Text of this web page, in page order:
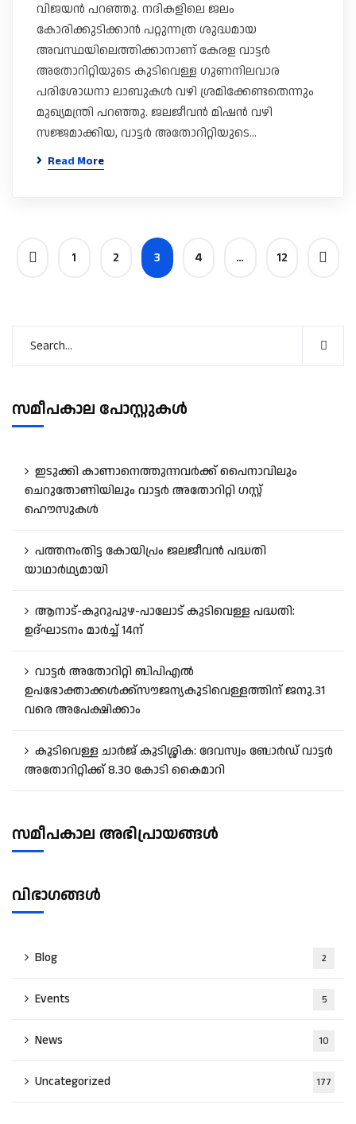
വിജയൻ പറഞ്ഞു. നദികളിലെ ജലം
കോരിക്കുടിക്കാൻ പറ്റുന്നത്ര ശുദ്ധമായ
അവസ്ഥയിലെത്തിക്കാനാണ് കേരള വാട്ടർ
അതോറിറ്റിയുടെ കുടിവെള്ള ​ഗുണനിലവാര
പരിശോധനാ ലാബുകൾ വഴി ശ്രമിക്കേണ്ടതെന്നും
മുഖ്യമന്ത്രി പറഞ്ഞു. ജലജീവൻ മിഷൻ വഴി
സജ്ജമാക്കിയ, വാട്ടർ അതോറിറ്റിയുടെ…
Read More
1 2 3 4 … 12
സമീപകാല പോസ്റ്റുകൾ
ഇടുക്കി കാണാനെത്തുന്നവർക്ക് പൈനാവിലും
ചെറുതോണിയിലും വാട്ടർ അതോറിറ്റി ഗസ്റ്റ്
ഹൌസുകൾ
പത്തനംതിട്ട കോയിപ്രം ജലജീവൻ പദ്ധതി
യാഥാർഥ്യമായി
ആനാട്‌-കുറുപുഴ-പാലോട്‌ കുടിവെള്ള പദ്ധതി:
ഉദ്ഘാടനം മാർച്ച് 14ന്
വാട്ടർ അതോറിറ്റി ബിപിഎൽ
ഉപഭോക്താക്കൾക്ക്സൗജന്യകുടിവെള്ളത്തിന് ജനു.31
വരെ അപേക്ഷിക്കാം
കുടിവെള്ള ചാർജ് കുടിശ്ശിക: ദേവസ്വം ബോർഡ് വാട്ടർ
അതോറിറ്റിക്ക് 8.30 കോടി കൈമാറി
സമീപകാല അഭിപ്രായങ്ങൾ
വിഭാഗങ്ങൾ
Blog 2
Events 5
News 10
Uncategorized 177